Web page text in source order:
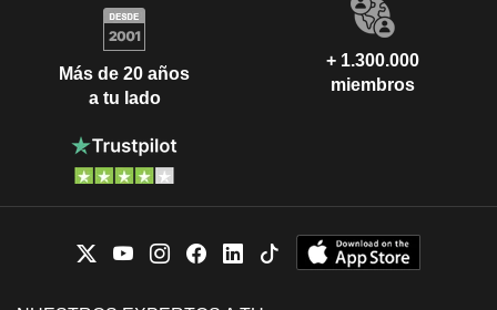
Más de 20 años
a tu lado
+ 1.300.000
miembros